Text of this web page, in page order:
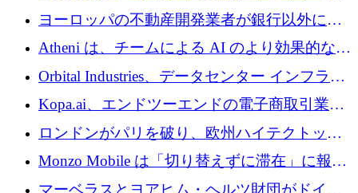
ガバナンスをもたらすために 3,000 万ドルを
ヨーロッパの不動産開発業者が銀行以外にも
目を向けているため、InRentoの資金調達額は
1億ユーロを突破
Atheni は、チームによる AI のより効果的な使
用を支援するために 35 万ポンドを確保
Orbital Industries、データセンター インフラス
トラクチャ システムの拡張に 5,000 万ドルを
確保
Kopa.ai、エンドツーエンドの電子商取引業務
用の AI エージェントを構築するために 200
万ユーロを調達
ロンドンがパリを破り、欧州ハイテクトップ
の座を奪還
Monzo Mobile は「切り替えずに滞在」に報酬
を与える
マーベラスとヨアヒム・ヘルツ財団がドイツ